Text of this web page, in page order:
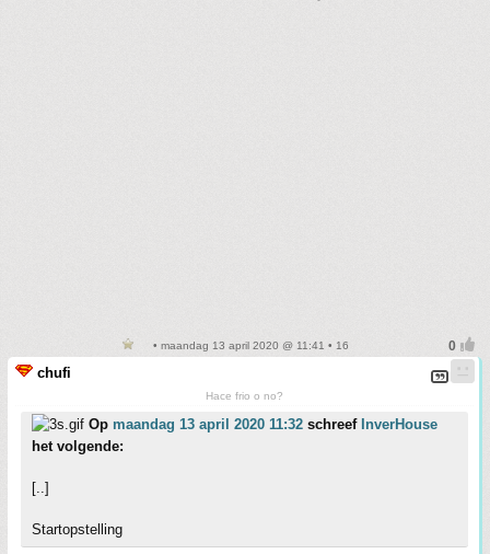
• maandag 13 april 2020 @ 11:41 • 16
chufi
Hace frio o no?
Op maandag 13 april 2020 11:32 schreef InverHouse
het volgende:
[..]
Startopstelling